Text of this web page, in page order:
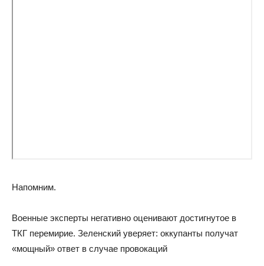
Напомним.
Военные эксперты негативно оценивают достигнутое в
ТКГ перемирие. Зеленский уверяет: оккупанты получат
«мощный» ответ в случае провокаций